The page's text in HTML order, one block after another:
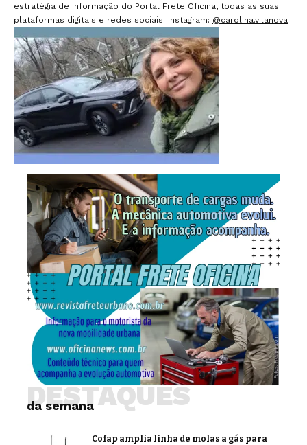
estratégia de informação do Portal Frete Oficina, todas as suas
plataformas digitais e redes sociais. Instagram: @carolina.vilanova
da semana
DESTAQUES
Cofap amplia linha de molas a gás para